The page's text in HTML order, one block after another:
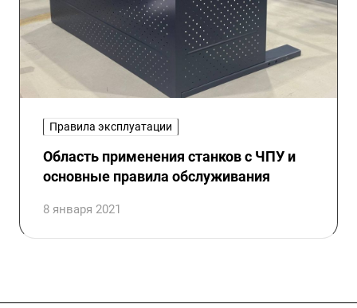
Правила эксплуатации
8 января 2021
Область применения станков с ЧПУ и
основные правила обслуживания